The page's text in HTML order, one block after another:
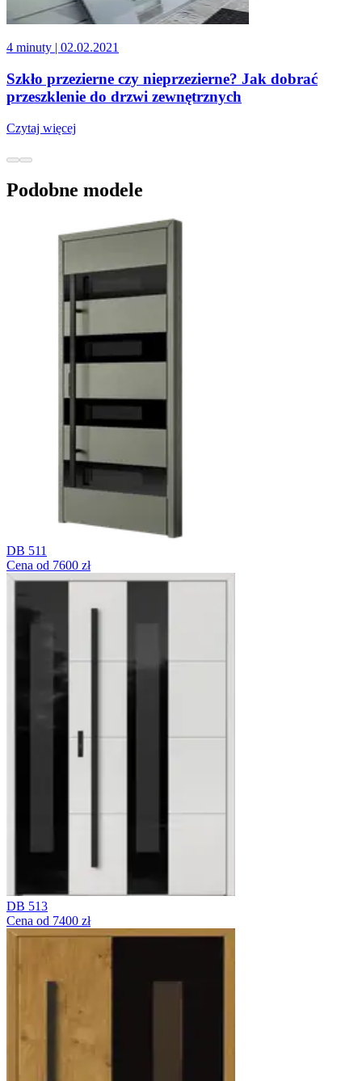
4 minuty | 02.02.2021
Szkło przezierne czy nieprzezierne? Jak dobrać
przeszklenie do drzwi zewnętrznych
Czytaj więcej
Podobne modele
DB 511
Cena od 7600 zł
DB 513
Cena od 7400 zł